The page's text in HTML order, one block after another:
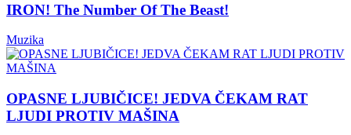
IRON! The Number Of The Beast!
Muzika
OPASNE LJUBIČICE! JEDVA ČEKAM RAT
LJUDI PROTIV MAŠINA